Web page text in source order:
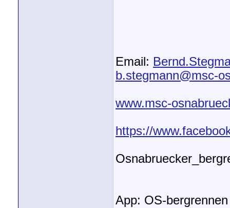
Email:
b.stegmann@msc-
www.msc-
https://
App: OS-bergrennen